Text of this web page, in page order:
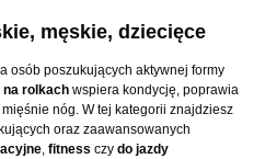
męskie, dziecięce
osób poszukujących aktywnej formy
na rolkach wspiera kondycję, poprawia
nóg. W tej kategorii znajdziesz
oraz zaawansowanych
, fitness czy do jazdy